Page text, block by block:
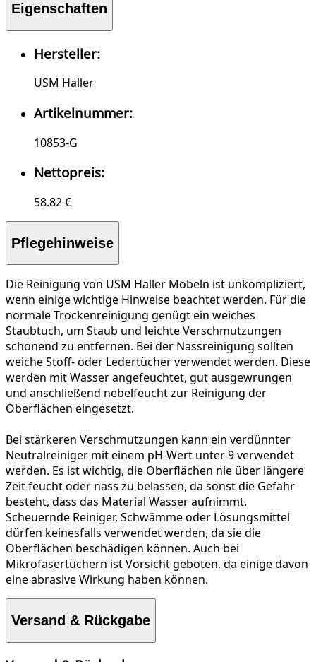
Eigenschaften
Hersteller:
USM Haller
Artikelnummer:
10853-G
Nettopreis:
58.82 €
Pflegehinweise
Die Reinigung von USM Haller Möbeln ist unkompliziert,
wenn einige wichtige Hinweise beachtet werden. Für die
normale Trockenreinigung genügt ein weiches
Staubtuch, um Staub und leichte Verschmutzungen
schonend zu entfernen. Bei der Nassreinigung sollten
weiche Stoff- oder Ledertücher verwendet werden. Diese
werden mit Wasser angefeuchtet, gut ausgewrungen
und anschließend nebelfeucht zur Reinigung der
Oberflächen eingesetzt.
Bei stärkeren Verschmutzungen kann ein verdünnter
Neutralreiniger mit einem pH-Wert unter 9 verwendet
werden. Es ist wichtig, die Oberflächen nie über längere
Zeit feucht oder nass zu belassen, da sonst die Gefahr
besteht, dass das Material Wasser aufnimmt.
Scheuernde Reiniger, Schwämme oder Lösungsmittel
dürfen keinesfalls verwendet werden, da sie die
Oberflächen beschädigen können. Auch bei
Mikrofasertüchern ist Vorsicht geboten, da einige davon
eine abrasive Wirkung haben können.
Versand & Rückgabe